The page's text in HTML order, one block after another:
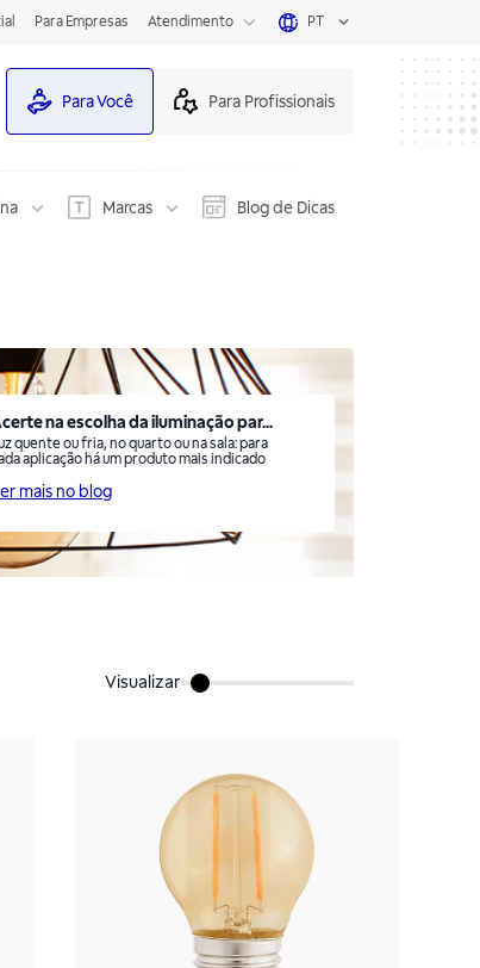
Para Empresas Atendimento PT
Para Você Para Profissionais
Marcas Blog de Dicas
na escolha da iluminação par...
quente ou fria, no quarto ou na sala: para
aplicação há um produto mais indicado
mais no blog
Visualizar